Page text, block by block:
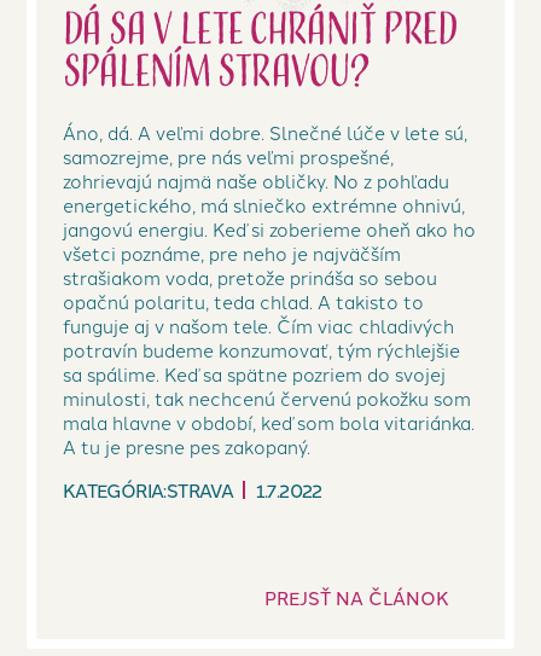
Dá sa v lete chrániť pred
spálením stravou?
Áno, dá. A veľmi dobre. Slnečné lúče v lete sú,
samozrejme, pre nás veľmi prospešné,
zohrievajú najmä naše obličky. No z pohľadu
energetického, má slniečko extrémne ohnivú,
jangovú energiu. Keď si zoberieme oheň ako ho
všetci poznáme, pre neho je najväčším
strašiakom voda, pretože prináša so sebou
opačnú polaritu, teda chlad. A takisto to
funguje aj v našom tele. Čím viac chladivých
potravín budeme konzumovať, tým rýchlejšie
sa spálime. Keď sa spätne pozriem do svojej
minulosti, tak nechcenú červenú pokožku som
mala hlavne v období, keď som bola vitariánka.
A tu je presne pes zakopaný.
KATEGÓRIA:STRAVA 1.7.2022
PREJSŤ NA ČLÁNOK